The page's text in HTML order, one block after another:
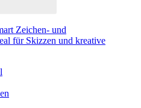
Zeichen- und
für Skizzen und kreative